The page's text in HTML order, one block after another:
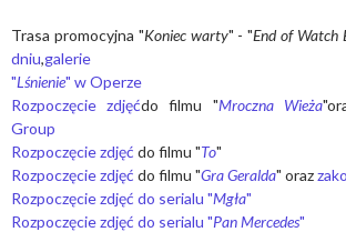
Trasa promocyjna "Koniec warty" - "End of Watch
dniu,galerie
"Lśnienie" w Operze
Rozpoczęcie zdjęćdo filmu "Mroczna Wieża
Group
Rozpoczęcie zdjęć do filmu "To"
Rozpoczęcie zdjęć do filmu "Gra Geralda" oraz
Rozpoczęcie zdjęć do serialu "Mgła"
Rozpoczęcie zdjęć do serialu "Pan Mercedes"